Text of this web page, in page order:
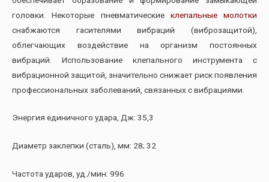
головки. Некоторые пневматические клепальные молотки
снабжаются гасителями вибраций (виброзащитой),
облегчающих воздействие на организм постоянных
вибраций. Использование клепального инструмента с
вибрационной защитой, значительно снижает риск появления
профессиональных заболеваний, связанных с вибрациями.
Энергия единичного удара, Дж: 35,3
Диаметр заклепки (сталь), мм: 28; 32
Частота ударов, уд./мин: 996